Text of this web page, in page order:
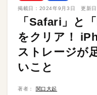
掲載日： 2024年9月3日 更新日
「Safari」と
をクリア！
ストレージが
いこと
著者： 関口大起